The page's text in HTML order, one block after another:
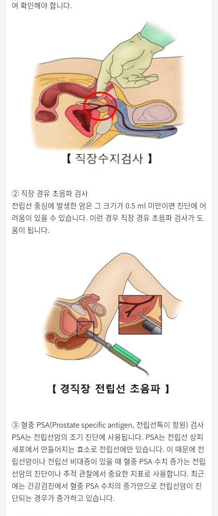
여 확인해야 합니다.
② 직장 경유 초음파 검사
전립선 중심에 발생한 암은 그 크기가 0.5 ml 미만이면 진단에 어
려움이 있을 수 있습니다. 이런 경우 직장 경유 초음파 검사가 도
움이 됩니다.
③ 혈중 PSA(Prostate specific antigen, 전립선특이 항원) 검사
PSA는 전립선암의 조기 진단에 사용됩니다. PSA는 전립선 상피
세포에서 만들어지는 효소로 전립선에만 있습니다. 이 때문에 전
립선암이나 전립선 비대증이 있을 때 혈중 PSA 수치 증가는 전립
선암의 진단이나 추적 관찰에서 중요한 지표로 사용합니다. 최근
에는 건강검진에서 혈중 PSA 수치의 증가만으로 전립선암이 진
단되는 경우가 증가하고 있습니다.